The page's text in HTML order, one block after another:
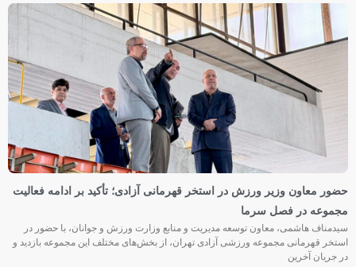
حضور معاون وزیر ورزش در استخر قهرمانی آزادی؛ تأکید بر ادامه فعالیت
مجموعه در فصل سرما
سیدمناف هاشمی، معاون توسعه مدیریت و منابع وزارت ورزش و جوانان، با حضور در
استخر قهرمانی مجموعه ورزشی آزادی تهران، از بخش‌های مختلف این مجموعه بازدید و
در جریان آخرین